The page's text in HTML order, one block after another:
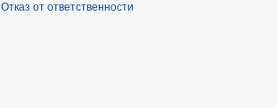
Отказ от ответственности